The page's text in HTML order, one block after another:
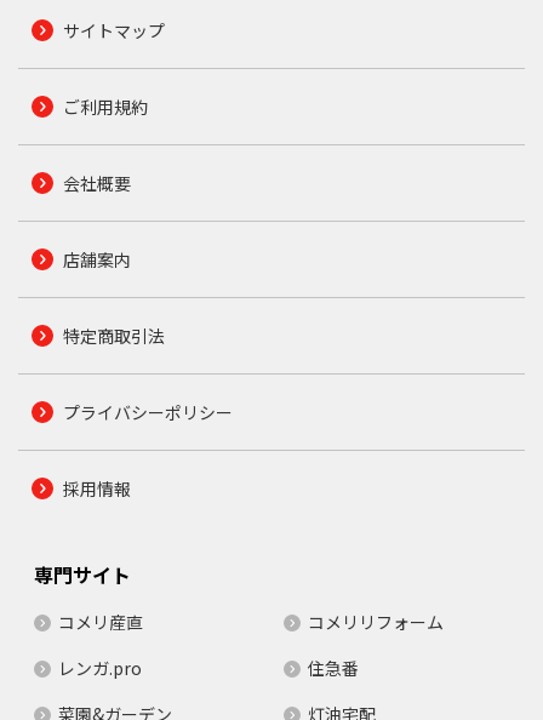
サイトマップ
ご利用規約
会社概要
店舗案内
特定商取引法
プライバシーポリシー
採用情報
専門サイト
コメリ産直
コメリリフォーム
レンガ.pro
住急番
菜園&ガーデン
灯油宅配